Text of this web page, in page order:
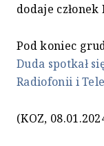
dodaje członek
Pod koniec
Duda spotkał
Radiofonii i
(KOZ,